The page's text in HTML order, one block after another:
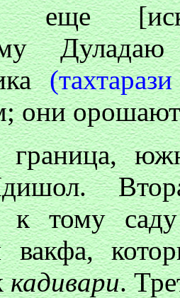
они
граница,
к тому
вакфа,
кадивари.